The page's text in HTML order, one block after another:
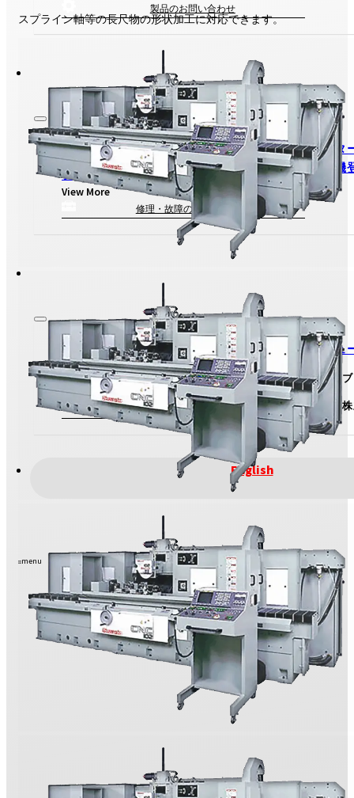
製品のお問い合わせ
アフターサービス
View More
修理・故障のお問い合わせ
アフタ
中古
投資家のみなさまへ
View More
IRのお問い合わせ
IRニュ
IRライ
株主・
English
menu
スプライン軸等の長尺物の形状加工に対応できます。